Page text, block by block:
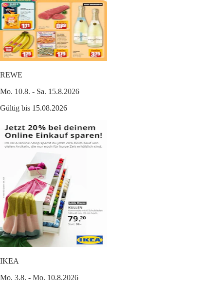
REWE
Mo. 10.8. - Sa. 15.8.2026
Gültig bis 15.08.2026
IKEA
Mo. 3.8. - Mo. 10.8.2026